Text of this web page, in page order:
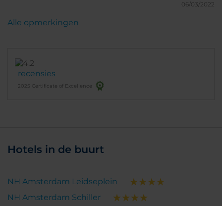
06/03/2022
recensies
2025 Certificate of Excellence
Alle opmerkingen
Hotels in de buurt
NH Amsterdam Leidseplein
NH Amsterdam Schiller